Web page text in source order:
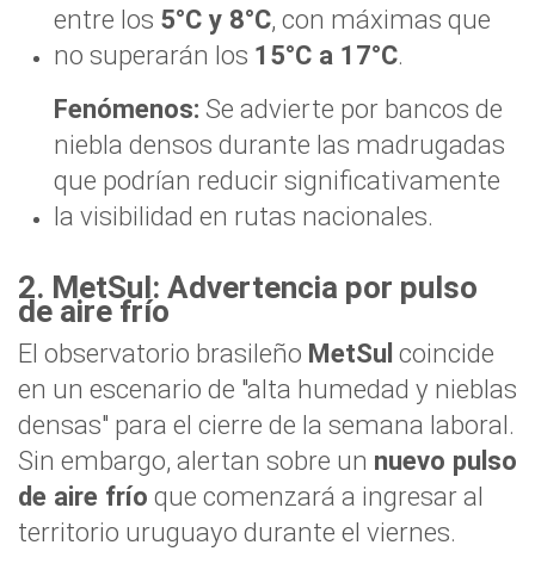
entre los 5°C y 8°C, con máximas que
no superarán los 15°C a 17°C.
Fenómenos: Se advierte por bancos de
niebla densos durante las madrugadas
que podrían reducir significativamente
la visibilidad en rutas nacionales.
2. MetSul: Advertencia por pulso
de aire frío
El observatorio brasileño MetSul coincide
en un escenario de "alta humedad y nieblas
densas" para el cierre de la semana laboral.
Sin embargo, alertan sobre un nuevo pulso
de aire frío que comenzará a ingresar al
territorio uruguayo durante el viernes.